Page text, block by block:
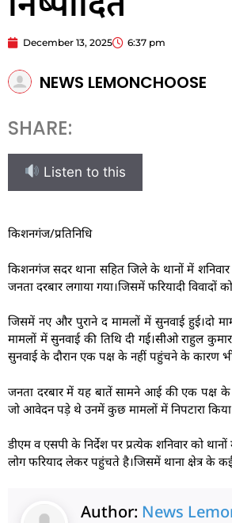
December 13, 2025 6:37 pm
NEWS LEMONCHOOSE
SHARE:
Listen to this
किशनगंज/प्रतिनिधि
किशनगंज सदर थाना सहित जिले के थानों में
जनता दरबार लगाया गया।जिसमें फरियादी
जिसमें नए और पुराने द मामलों में सुनवाई हुई।दो
मामलों में सुनवाई की तिथि दी गई।सीओ राहुल
सुनवाई के दौरान एक पक्ष के नहीं पहुंचने के कारण भी
जनता दरबार में यह बातें सामने आई की एक पक्ष
जो आवेदन पड़े थे उनमें कुछ मामलों में निपटारा किया
डीएम व एसपी के निर्देश पर प्रत्येक शनिवार को
लोग फरियाद लेकर पहुंचते है।जिसमें थाना क्षेत्र
Author: News